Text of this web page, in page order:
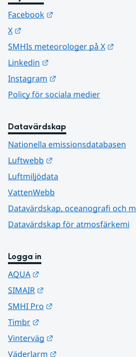
Facebook
X
SMHIs meteorologer på X
Linkedin
Instagram
Policy för sociala medier
Datavärdskap
Nationella emissionsdatabasen
Luftwebb
Luftmiljödata
VattenWebb
Datavärdskap, oceanografi och
Datavärdskap för atmosfärkemi
Logga in
AQUA
SIMAIR
SMHI Pro
Timbr
Vinterväg
Väderlarm